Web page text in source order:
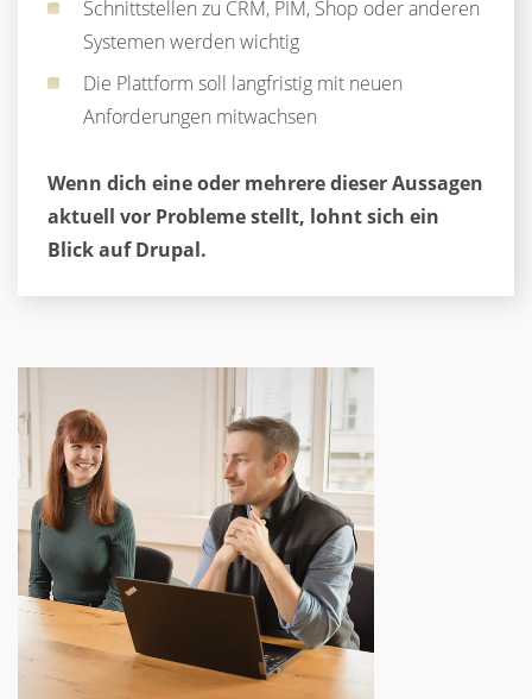
Schnittstellen zu CRM, PIM, Shop oder anderen
Systemen werden wichtig
Die Plattform soll langfristig mit neuen
Anforderungen mitwachsen
Wenn dich eine oder mehrere dieser Aussagen
aktuell vor Probleme stellt, lohnt sich ein
Blick auf Drupal.